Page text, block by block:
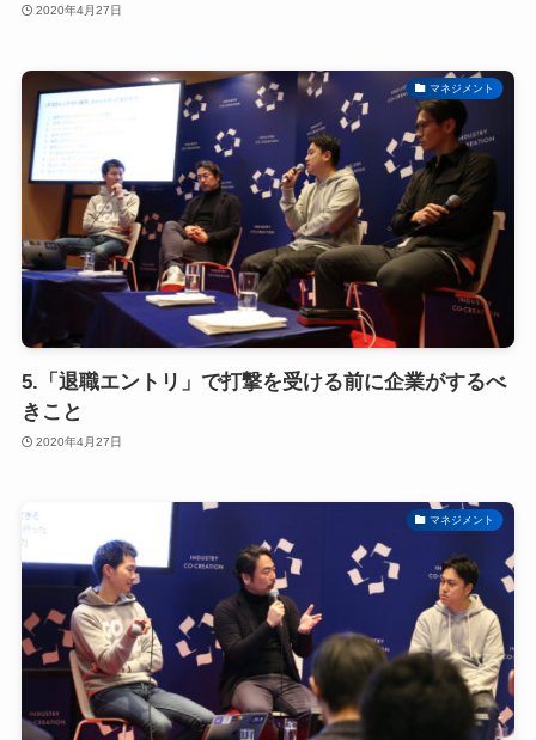
2020年4月27日
マネジメント
5.「退職エントリ」で打撃を受ける前に企業がするべ
きこと
2020年4月27日
マネジメント